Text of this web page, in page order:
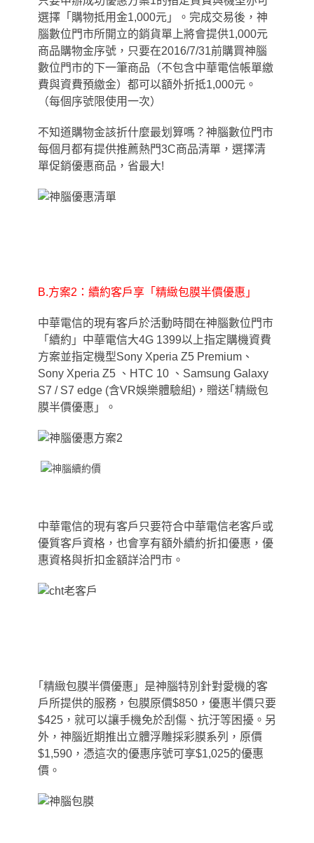
選擇「購物抵用金1,000元」。完成交易後 ， 神
腦數位門市所開立的銷貨單上將會提供1,000元
商品購物金序號 ， 只要在2016/7/31前購買神腦
數位門市的下一筆商品（不包含中華電信帳單繳
費與資費預繳金）都可以額外折抵1,000元。
（每個序號限使用一次）
不知道購物金該折什麼最划算嗎？神腦數位門市
每個月都有提供推薦熱門3C商品清單，選擇清
單促銷優惠商品 ， 省最大!
B.方案2：續約客戶享 「 精緻包膜半價優惠 」
中華電信的現有客戶於活動時間在神腦數位門市
「續約」中華電信大4G 1399以上指定購機資費
方案並指定機型Sony Xperia Z5 Premium、
Sony Xperia Z5 、HTC 10 、Samsung Galaxy
S7 / S7 edge (含VR娛樂體驗組)，贈送｢精緻包
膜半價優惠」。
中華電信的現有客戶只要符合中華電信老客戶或
優質客戶資格 ， 也會享有額外續約折扣優惠 ， 優
惠資格與折扣金額詳洽門市。
｢ 精緻包膜半價優惠 」 是神腦特別針對愛機的客
戶所提供的服務 ， 包膜原價$850，優惠半價只要
$425 ， 就可以讓手機免於刮傷、抗汙等困擾。另
外，神腦近期推出立體浮雕採彩膜系列
， 原價
$1,590，憑這次的優惠序號可享$1,025的優惠
價。